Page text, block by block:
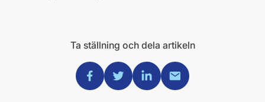
Ta ställning och dela artikeln
Dela via Facebook
Dela via Twitter
Dela via Linkedin
Dela via Mail